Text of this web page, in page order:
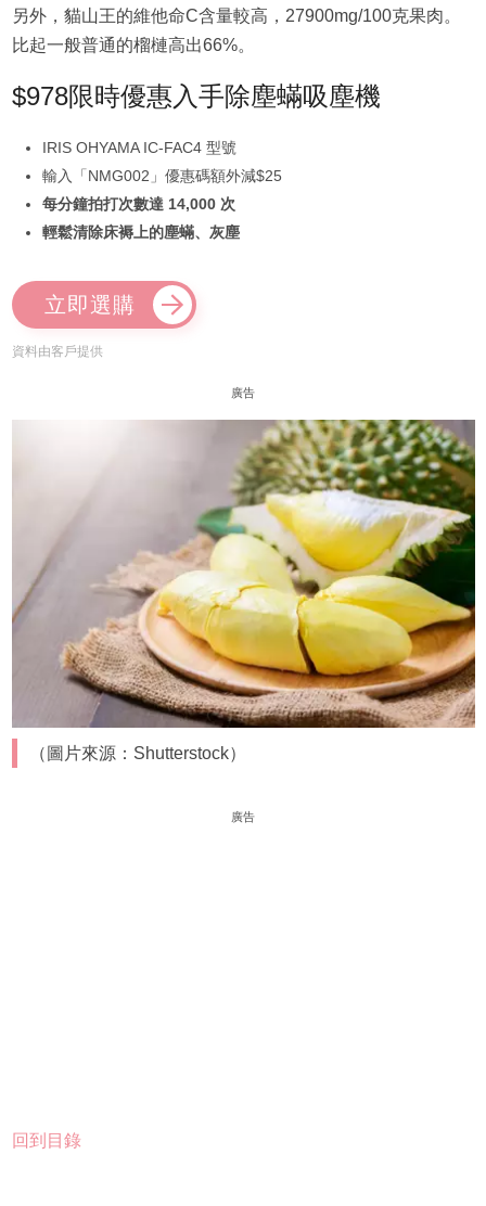
另外，貓山王的維他命C含量較高，27900mg/100克果肉。
比起一般普通的榴槤高出66%。
$978限時優惠入手除塵蟎吸塵機
IRIS OHYAMA IC-FAC4 型號
輸入「NMG002」優惠碼額外減$25
每分鐘拍打次數達 14,000 次
輕鬆清除床褥上的塵蟎、灰塵
立即選購
資料由客戶提供
廣告
（圖片來源：Shutterstock）
廣告
回到目錄